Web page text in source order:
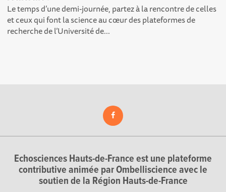
Le temps d’une demi-journée, partez à la rencontre de celles
et ceux qui font la science au cœur des plateformes de
recherche de l’Université de...
Echosciences Hauts-de-France est une plateforme
contributive animée par Ombelliscience avec le
soutien de la Région Hauts-de-France